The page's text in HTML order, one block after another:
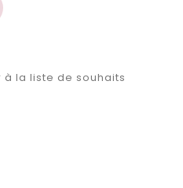
à la liste de souhaits